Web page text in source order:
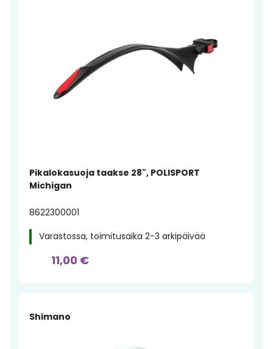
Pikalokasuoja taakse 28", POLISPORT
Michigan
8622300001
Varastossa, toimitusaika 2-3 arkipäivää
11,00 €
Shimano